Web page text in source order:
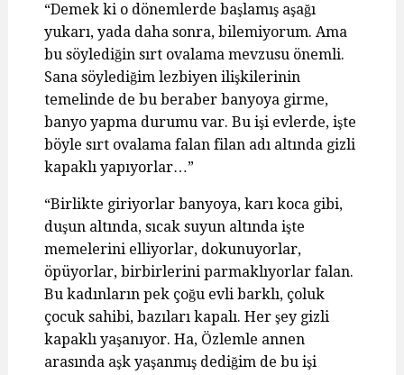
“Demek ki o dönemlerde başlamış aşağı
yukarı, yada daha sonra, bilemiyorum. Ama
bu söylediğin sırt ovalama mevzusu önemli.
Sana söylediğim lezbiyen ilişkilerinin
temelinde de bu beraber banyoya girme,
banyo yapma durumu var. Bu işi evlerde, işte
böyle sırt ovalama falan filan adı altında gizli
kapaklı yapıyorlar…”
“Birlikte giriyorlar banyoya, karı koca gibi,
duşun altında, sıcak suyun altında işte
memelerini elliyorlar, dokunuyorlar,
öpüyorlar, birbirlerini parmaklıyorlar falan.
Bu kadınların pek çoğu evli barklı, çoluk
çocuk sahibi, bazıları kapalı. Her şey gizli
kapaklı yaşanıyor. Ha, Özlemle annen
arasında aşk yaşanmış dediğim de bu işi